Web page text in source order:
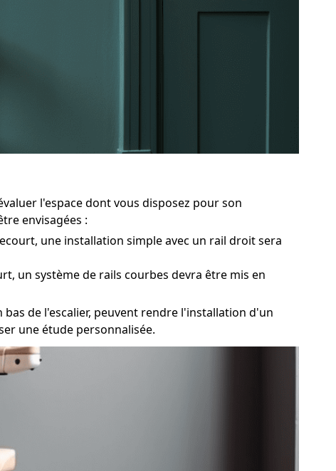
l'espace dont vous disposez pour son
envisagées :
une installation simple avec un rail droit sera
un système de rails courbes devra être mis en
de l'escalier, peuvent rendre l'installation d'un
une étude personnalisée.